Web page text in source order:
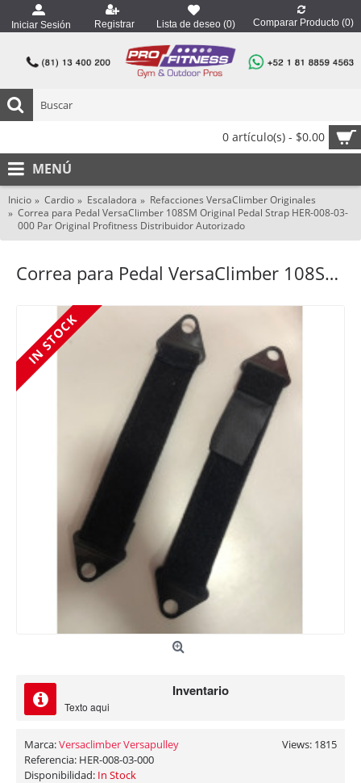
Iniciar Sesión Registrar Lista de deseo (0) Comparar Producto (0)
0 artículo(s) - $0.00
MENÚ
Inicio Cardio Escaladora
Refacciones VersaClimber Originales
Correa para Pedal VersaClimber 108SM Original Pedal Strap HER-008-03-
000 Par Original Profitness Distribuidor Autorizado
Correa para Pedal VersaClimber 108SM Original Pedal Strap HER-008-03-000 Par Original Profitness Distribuidor Autorizado
IN STOCK
Inventario
Texto aqui
Views: 1815
Marca:Versaclimber Versapulley
Referencia: HER-008-03-000
Disponibilidad: In Stock